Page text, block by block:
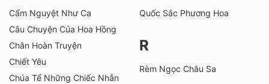
Cẩm Nguyệt Như Ca
Câu Chuyện Của Hoa Hồng
Chân Hoàn Truyện
Chiết Yêu
Chúa Tể Những Chiếc Nhẫn
Quốc Sắc Phương Hoa
R
Rèm Ngọc Châu Sa